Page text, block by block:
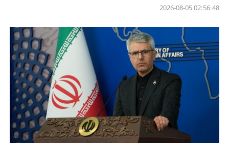
02:56:48 2026-08-05